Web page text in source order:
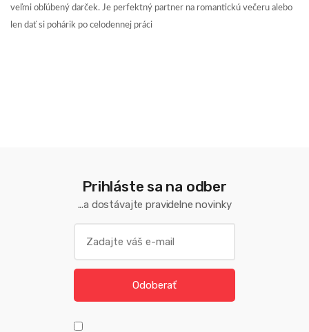
veľmi obľúbený darček. Je perfektný partner na romantickú večeru alebo
len dať si pohárik po celodennej práci
Prihláste sa na odber
...a dostávajte pravidelne novinky
Odoberať